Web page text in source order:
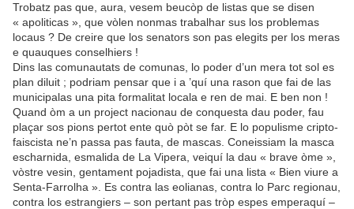
Trobatz pas que, aura, vesem beucòp de listas que se disen
« apoliticas », que vòlen nonmas trabalhar sus los problemas
locaus ? De creire que los senators son pas elegits per los meras
e quauques conselhiers !
Dins las comunautats de comunas, lo poder d’un mera tot sol es
plan diluit ; podriam pensar que i a ’quí una rason que fai de las
municipalas una pita formalitat locala e ren de mai. E ben non !
Quand òm a un project nacionau de conquesta dau poder, fau
plaçar sos pions pertot ente quò pòt se far. E lo populisme cripto-
faiscista ne’n passa pas fauta, de mascas. Coneissiam la masca
escharnida, esmalida de La Vipera, veiquí la dau « brave òme »,
vòstre vesin, gentament pojadista, que fai una lista « Bien viure a
Senta-Farrolha ». Es contra las eolianas, contra lo Parc regionau,
contra los estrangiers – son pertant pas tròp espes emperaquí –